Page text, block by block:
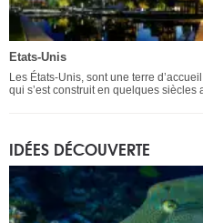
Etats-Unis
Les États-Unis, sont une terre
qui s’est construit en quelques siècles
IDÉES DÉCOUVERTE